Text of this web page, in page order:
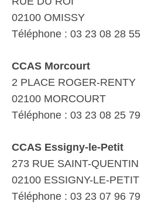
02100 OMISSY
Téléphone : 03 23 08 28 55
CCAS Morcourt
2 PLACE ROGER-RENTY
02100 MORCOURT
Téléphone : 03 23 08 25 79
CCAS Essigny-le-Petit
273 RUE SAINT-QUENTIN
02100 ESSIGNY-LE-PETIT
Téléphone : 03 23 07 96 79